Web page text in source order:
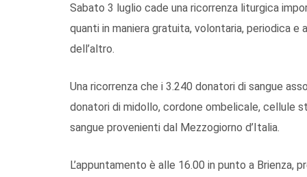
Sabato 3 luglio cade una ricorrenza liturgica
quanti in maniera gratuita, volontaria, periodica
dell’altro.
Una ricorrenza che i 3.240 donatori di sangue
donatori di midollo, cordone ombelicale, cellule
sangue provenienti dal Mezzogiorno d’Italia.
L’appuntamento è alle 16.00 in punto a Brienza,